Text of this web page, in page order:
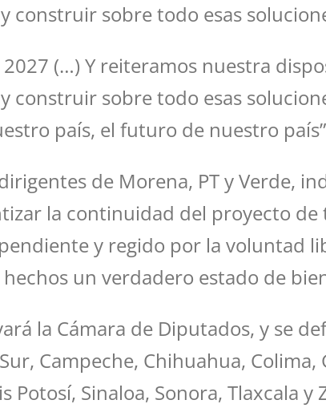
sobre todo esas
(…) Y reiteramos nuestra
sobre todo esas
país, el futuro de nuestro
de Morena, PT y Verde,
la continuidad del proyecto
y regido por la voluntad
un verdadero estado de
la Cámara de Diputados, y se
Campeche, Chihuahua,
Sinaloa, Sonora, Tlaxcala y